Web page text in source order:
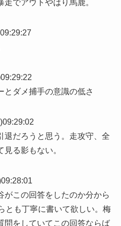
でアウトやはり馬鹿。
とダメ捕手の意識の低さ
退だろうと思う。走攻守、全
る影もない。
がこの回答をしたのか分から
とも丁寧に書いて欲しい。梅
問をしていてこの回答ならば